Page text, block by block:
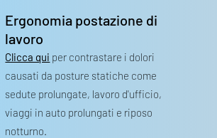
Ergonomia postazione di
lavoro
Clicca qui per contrastare i dolori
causati da posture statiche come
sedute prolungate, lavoro d'ufficio,
viaggi in auto prolungati e riposo
notturno.